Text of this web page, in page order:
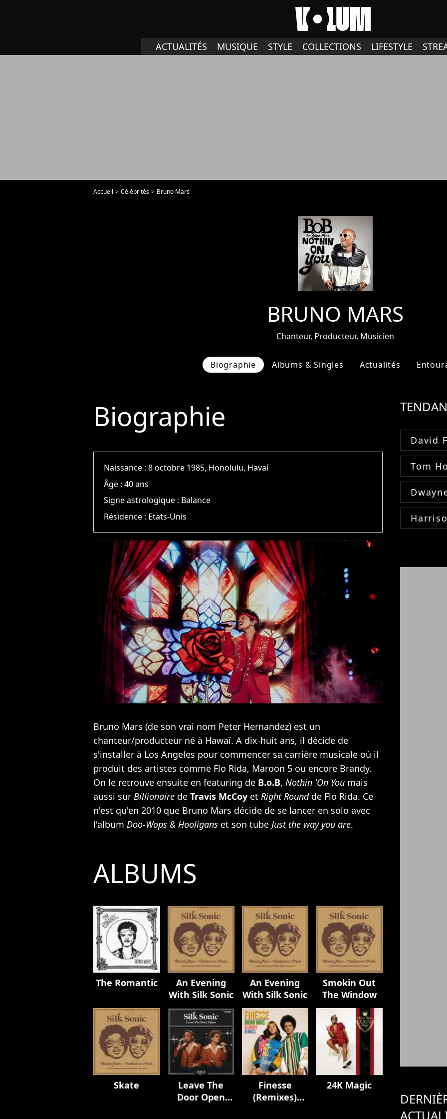
ACTUALITÉS MUSIQUE STYLE COLLECTIONS LIFESTYLE
Accueil Célébrités Bruno Mars
BRUNO MARS
Chanteur, Producteur, Musicien
Biographie Albums & Singles Actualités
Biographie
Naissance :8 octobre 1985, Honolulu, Havaí
Âge :40 ans
Signe astrologique : Balance
Résidence : Etats-Unis
Bruno Mars (de son vrai nom Peter Hernandez) est un
chanteur/producteur né à Hawaï. A dix-huit ans, il décide de
s'installer à Los Angeles pour commencer sa carrière musicale où il
produit des artistes comme Flo Rida, Maroon 5 ou encore Brandy.
On le retrouve ensuite en featuring de B.o.B, Nothin 'On You mais
aussi sur Billionaire de Travis McCoy et Right Round de Flo Rida. Ce
n'est qu'en 2010 que Bruno Mars décide de se lancer en solo avec
l'album Doo-Wops & Hooligans et son tube Just the way you are.
ALBUMS
The Romantic
An Evening
With Silk Sonic
An Evening
With Silk Sonic
Smokin Out
The Window
Skate
Leave The
Door Open
Finesse
(Remixes)
24K Magic
David
Tom